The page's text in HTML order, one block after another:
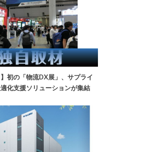
】初の「物流DX展」、サプライ
化支援ソリューションが集結